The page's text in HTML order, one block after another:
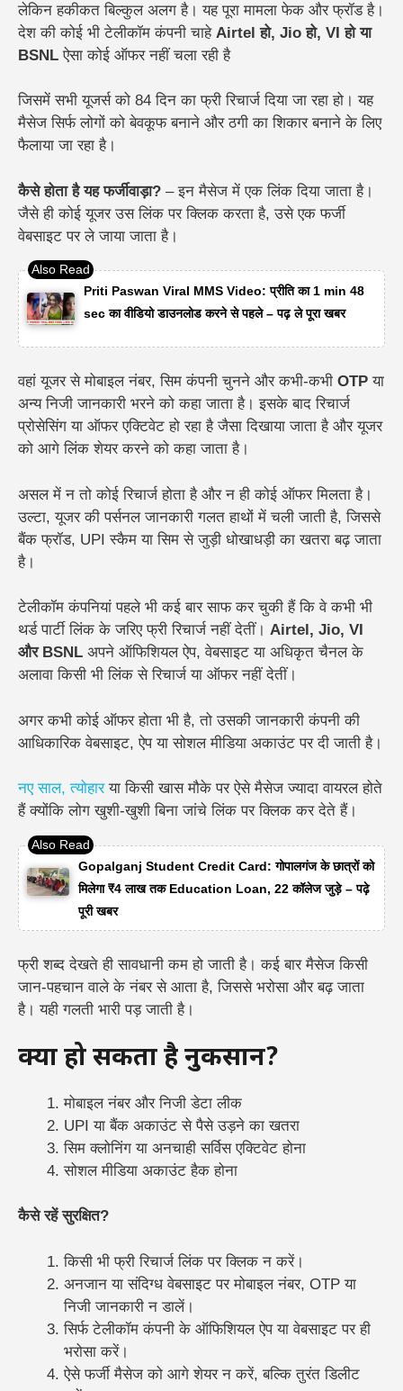
लेकिन हकीकत बिल्कुल अलग है। यह पूरा मामला फेक और फ्रॉड है।
देश की कोई भी टेलीकॉम कंपनी चाहे Airtel हो, Jio हो, VI हो या
BSNLऐसा कोई ऑफर नहीं चला रही है
जिसमें सभी यूजर्स को 84 दिन का फ्री रिचार्ज दिया जा रहा हो। यह
मैसेज सिर्फ लोगों को बेवकूफ बनाने और ठगी का शिकार बनाने के लिए
फैलाया जा रहा है।
कैसे होता है यह फर्जीवाड़ा? –इन मैसेज में एक लिंक दिया जाता है।
जैसे ही कोई यूजर उस लिंक पर क्लिक करता है, उसे एक फर्जी
वेबसाइट पर ले जाया जाता है।
Priti Paswan Viral MMS Video: प्रीति का 1 min 48
sec का वीडियो डाउनलोड करने से पहले – पढ़ ले पूरा खबर
वहां यूजर से मोबाइल नंबर, सिम कंपनी चुनने और कभी-कभी OTP या
अन्य निजी जानकारी भरने को कहा जाता है। इसके बाद रिचार्ज
प्रोसेसिंग या ऑफर एक्टिवेट हो रहा है जैसा दिखाया जाता है और यूजर
को आगे लिंक शेयर करने को कहा जाता है।
असल में न तो कोई रिचार्ज होता है और न ही कोई ऑफर मिलता है।
उल्टा, यूजर की पर्सनल जानकारी गलत हाथों में चली जाती है, जिससे
बैंक फ्रॉड, UPI स्कैम या सिम से जुड़ी धोखाधड़ी का खतरा बढ़ जाता
है।
टेलीकॉम कंपनियां पहले भी कई बार साफ कर चुकी हैं कि वे कभी भी
थर्ड पार्टी लिंक के जरिए फ्री रिचार्ज नहीं देतीं। Airtel, Jio, VI
और BSNL अपने ऑफिशियल ऐप, वेबसाइट या अधिकृत चैनल के
अलावा किसी भी लिंक से रिचार्ज या ऑफर नहीं देतीं।
अगर कभी कोई ऑफर होता भी है, तो उसकी जानकारी कंपनी की
आधिकारिक वेबसाइट, ऐप या सोशल मीडिया अकाउंट पर दी जाती है।
नए साल, त्योहारया किसी खास मौके पर ऐसे मैसेज ज्यादा वायरल होते
हैं क्योंकि लोग खुशी-खुशी बिना जांचे लिंक पर क्लिक कर देते हैं।
Gopalganj Student Credit Card: गोपालगंज के छात्रों को
मिलेगा ₹4 लाख तक Education Loan, 22 कॉलेज जुड़े – पढ़े
पूरी खबर
फ्री शब्द देखते ही सावधानी कम हो जाती है। कई बार मैसेज किसी
जान-पहचान वाले के नंबर से आता है, जिससे भरोसा और बढ़ जाता
है। यही गलती भारी पड़ जाती है।
क्या हो सकता है नुकसान?
मोबाइल नंबर और निजी डेटा लीक
UPI या बैंक अकाउंट से पैसे उड़ने का खतरा
सिम क्लोनिंग या अनचाही सर्विस एक्टिवेट होना
सोशल मीडिया अकाउंट हैक होना
कैसे रहें सुरक्षित?
किसी भी फ्री रिचार्ज लिंक पर क्लिक न करें।
अनजान या संदिग्ध वेबसाइट पर मोबाइल नंबर, OTP या
निजी जानकारी न डालें।
सिर्फ टेलीकॉम कंपनी के ऑफिशियल ऐप या वेबसाइट पर ही
भरोसा करें।
ऐसे फर्जी मैसेज को आगे शेयर न करें, बल्कि तुरंत डिलीट